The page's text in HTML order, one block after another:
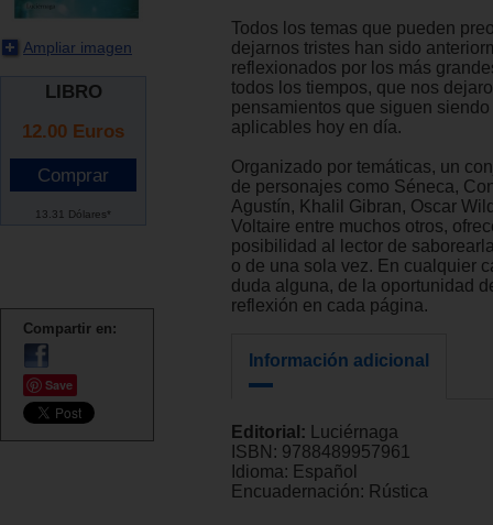
Ampliar imagen
LIBRO
12.00 Euros
13.31 Dólares*
Compartir en:
Save
Todos los temas que pueden
dejarnos tristes han sido
reflexionados por los más
todos los tiempos, que nos
pensamientos que siguen
aplicables hoy en día.
Organizado por temáticas, un
de personajes como Séneca,
Agustín, Khalil Gibran, Oscar
Voltaire entre muchos otros,
posibilidad al lector de
o de una sola vez. En cualquier
duda alguna, de la oportunidad
reflexión en cada página.
Información adicional
Editorial:
Luciérnaga
ISBN: 9788489957961
Idioma: Español
Encuadernación: Rústica